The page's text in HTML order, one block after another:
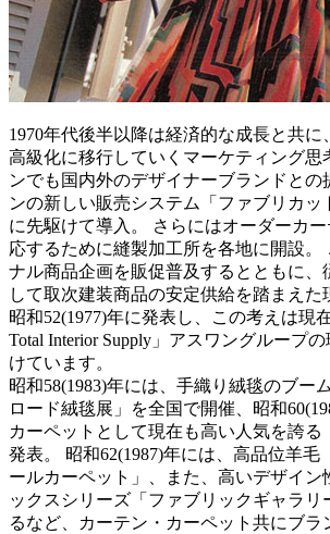
1970年代後半以降は経済的な成長と共に
高級化に移行していくマーケティング思
ンでも国内外のデザイナーブランドとの
ンの新しい販売システム「ファブリカッ
に先駆けて導入。 さらにはオーダーカ
応するために縫製加工所を各地に開設。
ナル商品企画を販促普及するとともに、
して取次建装商品の安定供給を踏まえた
昭和52(1977)年に発表し、この考えは現
Total Interior Supply」アスワングループ
けています。
昭和58(1983)年には、手織り絨毯のブー
ロード絨毯展」を全国で開催、昭和
カーペットとして現在も高い人気を誇る
発表。 昭和62(1987)年には、高品位羊毛
ールカーペット」、また、高いデザイン
ックスシリーズ「ファブリックギャラリ
るなど、カーテン・カーペット共にブラ